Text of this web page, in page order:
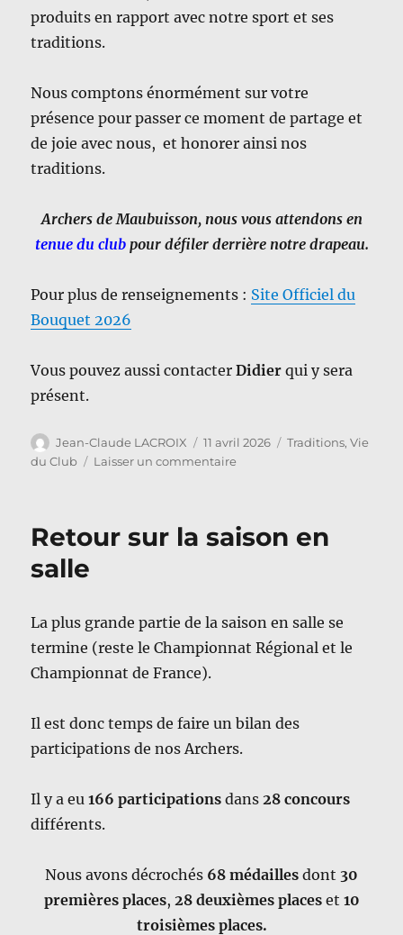
produits en rapport avec notre sport et ses
traditions.
Nous comptons énormément sur votre
présence pour passer ce moment de partage et
de joie avec nous, et honorer ainsi nos
traditions.
Archers de Maubuisson, nous vous attendons en
tenue du clubpour défiler derrière notre drapeau.
Pour plus de renseignements : Site Officiel du
Bouquet 2026
Vous pouvez aussi contacterDidier qui y sera
présent.
Auteur
Jean-Claude LACROIX
Publié
le
11 avril 2026 Catégories
Traditions,Vie
du Club
Laisser un commentairesur
Retour sur la saison en
salle
La plus grande partie de la saison en salle se
termine (reste le Championnat Régional et le
Championnat de France).
Il est donc temps de faire un bilan des
participations de nos Archers.
Il y a eu166 participations dans 28 concours
différents.
Nous avons décrochés 68 médailles dont 30
premières places, 28 deuxièmes places et 10
troisièmes places.